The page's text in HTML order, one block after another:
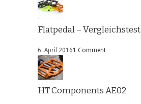
Flatpedal – Vergleichstest
6. April 20161 Comment
HT Components AE02